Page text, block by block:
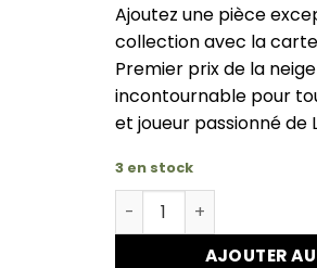
Ajoutez une pièce
collection avec la carte
Premier prix de la neige
incontournable pour
et joueur passionné de
3 en stock
quantité de LORCANA
AJOUTER